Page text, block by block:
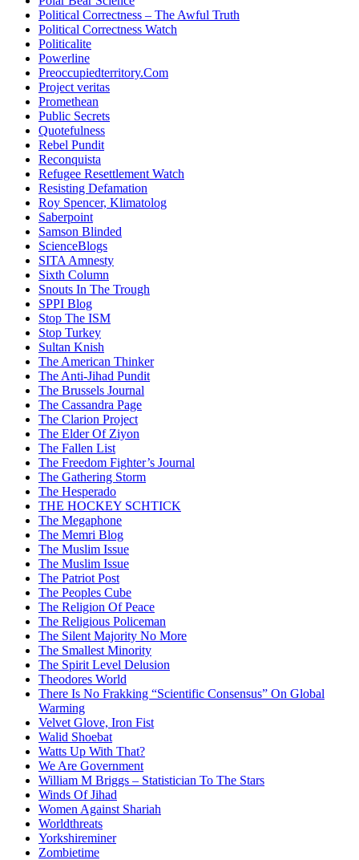
Political Correctness – The Awful Truth
Political Correctness Watch
Politicalite
Powerline
Preoccupiedterritory.Com
Project veritas
Promethean
Public Secrets
Quotefulness
Rebel Pundit
Reconquista
Refugee Resettlement Watch
Resisting Defamation
Roy Spencer, Klimatolog
Saberpoint
Samson Blinded
ScienceBlogs
SITA Amnesty
Sixth Column
Snouts In The Trough
SPPI Blog
Stop The ISM
Stop Turkey
Sultan Knish
The American Thinker
The Anti-Jihad Pundit
The Brussels Journal
The Cassandra Page
The Clarion Project
The Elder Of Ziyon
The Fallen List
The Freedom Fighter’s Journal
The Gathering Storm
The Hesperado
THE HOCKEY SCHTICK
The Megaphone
The Memri Blog
The Muslim Issue
The Muslim Issue
The Patriot Post
The Peoples Cube
The Religion Of Peace
The Religious Policeman
The Silent Majority No More
The Smallest Minority
The Spirit Level Delusion
Theodores World
There Is No Frakking “Scientific Consensus” On Global
Warming
Velvet Glove, Iron Fist
Walid Shoebat
Watts Up With That?
We Are Government
William M Briggs – Statistician To The Stars
Winds Of Jihad
Women Against Shariah
Worldthreats
Yorkshireminer
Zombietime